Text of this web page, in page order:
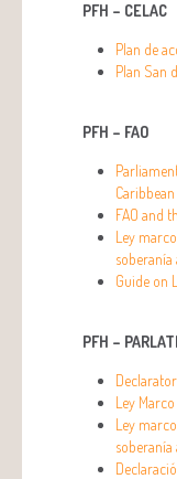
PFH – CELAC
Plan de
Plan San
PFH – FAO
Caribbean
FAO and
Ley
Guide on
PFH –
Ley
Ley